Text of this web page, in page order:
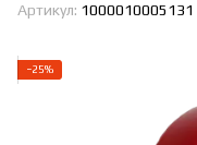
Артикул: 1000010005131
−25%